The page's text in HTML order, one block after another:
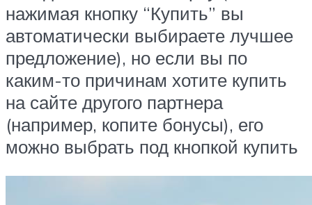
нажимая кнопку “Купить” вы
автоматически выбираете лучшее
предложение), но если вы по
каким-то причинам хотите купить
на сайте другого партнера
(например, копите бонусы), его
можно выбрать под кнопкой купить